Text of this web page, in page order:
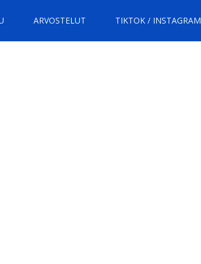
ARVOSTELUT TIKTOK / INSTAGRAM